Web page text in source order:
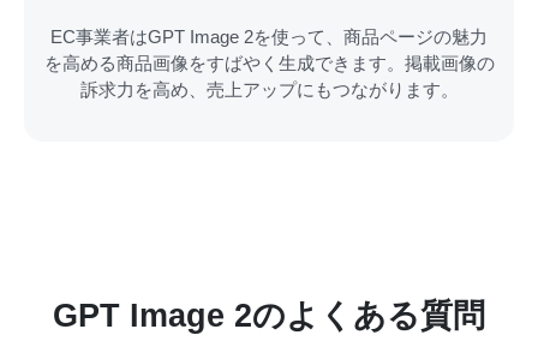
EC事業者はGPT Image 2を使って、商品ページの魅力
を高める商品画像をすばやく生成できます。掲載画像の
訴求力を高め、売上アップにもつながります。
GPT Image 2のよくある質問